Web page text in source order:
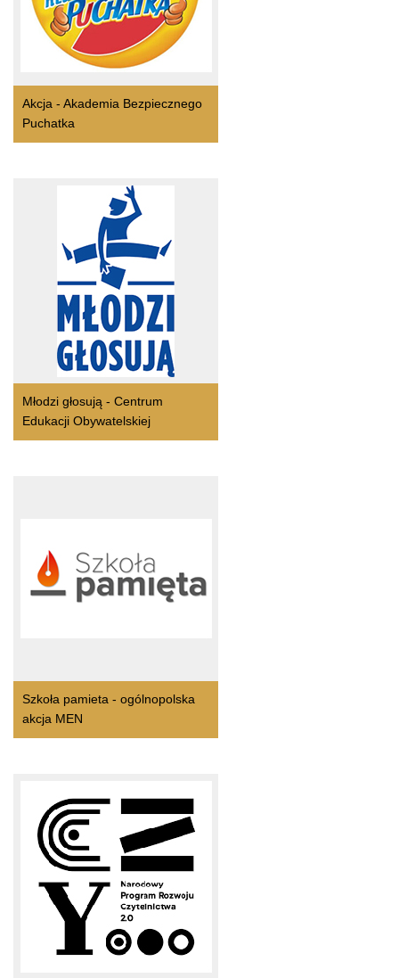
Akcja - Akademia Bezpiecznego
Puchatka
Młodzi głosują - Centrum
Edukacji Obywatelskiej
Szkoła pamieta - ogólnopolska
akcja MEN